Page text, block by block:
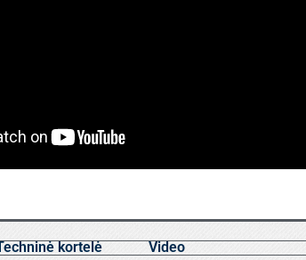
kortelė Video